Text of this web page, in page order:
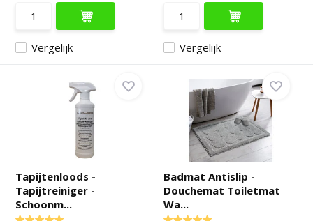
Vergelijk Vergelijk
Tapijtenloods -
Tapijtreiniger -
Schoonm...
Badmat Antislip -
Douchemat Toiletmat
Wa...